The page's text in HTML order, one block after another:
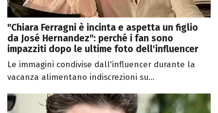
"Chiara Ferragni è incinta e aspetta un figlio
da José Hernandez": perché i fan sono
impazziti dopo le ultime foto dell'influencer
Le immagini condivise dall'influencer durante la
vacanza alimentano indiscrezioni su...